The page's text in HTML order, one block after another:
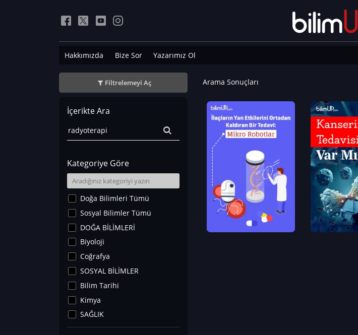
Hakkımızda Bize Sor Yazarımız Ol
Filtrelemeyi Aç
İçerikte Ara
Kategoriye Göre
Doğa Bilimleri Tümü
Sosyal Bilimler Tümü
DOĞA BİLİMLERİ
Biyoloji
Coğrafya
SOSYAL BİLİMLER
Bilim Tarihi
Kimya
SAĞLIK
Sanat Tarihi
Arama Sonuçları